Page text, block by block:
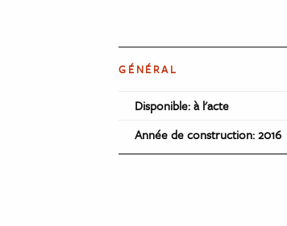
GÉNÉRAL
Disponible: à l'acte
Année de construction: 2016